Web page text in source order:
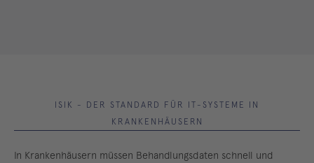
ISIK - DER STANDARD FÜR IT-SYSTEME IN
KRANKENHÄUSERN
In Krankenhäusern müssen Behandlungsdaten schnell und